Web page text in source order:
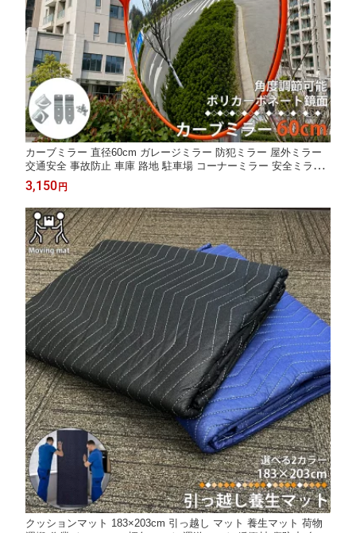
カーブミラー 直径60cm ガレージミラー 防犯ミラー 屋外ミラー
交通安全 事故防止 車庫 路地 駐車場 コーナーミラー 安全ミラー
交差点ミラー バックミラー 広角ミラー 丸型 死角防止 危険回避
安全用品 視認 交通 安全 通学路 通勤 通学 夜道 区分100S NP-127
3,150 円
クッションマット 183×203cm 引っ越し マット 養生マット 荷物